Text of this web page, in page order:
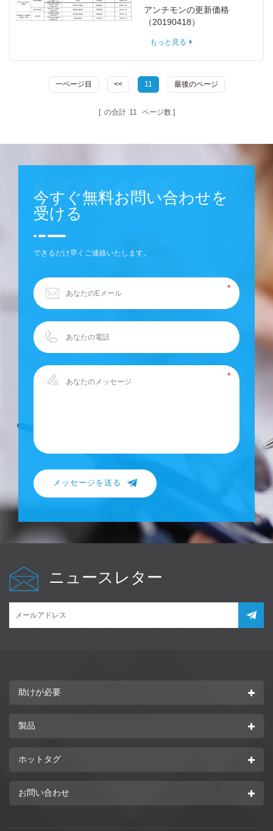
アンチモンの更新価格
（20190418）
もっと見る
一ページ目 << 11 最後のページ
の合計 11 ページ数
今すぐ無料お問い合わせを
受ける
できるだけ早くご連絡いたします。
メッセージを送る
ニュースレター
助けが必要
製品
ホットタグ
お問い合わせ